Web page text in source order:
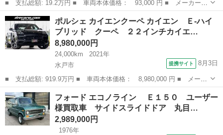
■ 支払総額: 19.2万円 ■ 車両本体価格： 93,000 円 ■ メーカー
名： シボレー ■ 車種名： シボレーＭＷ ■ グレード名： Ｖセ
レクション ■ 排気量： 1300cc ■ ドア枚数： 5D ■ ミッショ
ン...
神奈川 横浜市
ポルシェ カイエンクーペ カイエン Ｅ‐ハイ
ブリッド クーペ ２２インチカイエ…
8,980,000円
24,000km
2021年
水戸市
提携サイト 8月3日
■ 支払総額: 919.9万円 ■ 車両本体価格： 8,980,000 円 ■ メーカ
ー名： ポルシェ ■ 車種名： カイエンクーペ ■ グレード名：
カイエン Ｅ‐ハイブリッド クーペ ２２インチカイエンスポーツク
ラシッ...
茨城 水戸市 その他
フォード エコノライン Ｅ１５０ ユーザー
様買取車 サイドスライドドア 丸目…
2,989,000円
1976年